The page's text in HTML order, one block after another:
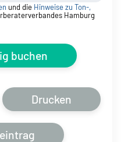
und die Hinweise zu Ton-,
Hamburg
buchen
Drucken